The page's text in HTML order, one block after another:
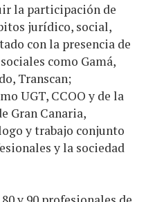
la participación de
jurídico, social,
con la presencia de
como Gamá,
Transcan;
UGT, CCOO y de la
Gran Canaria,
y trabajo conjunto
y la sociedad